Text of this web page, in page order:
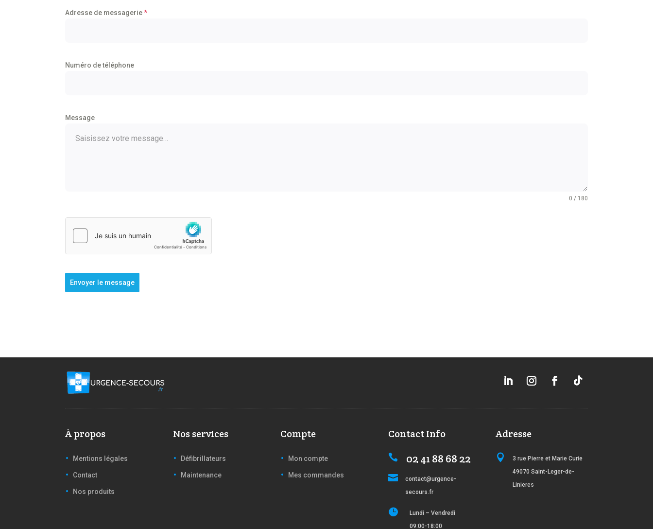
Adresse de messagerie*
Numéro de téléphone
Message
0 / 180
Envoyer le message
À propos
Mentions légales
Contact
Nos produits
Nos services
Défibrillateurs
Maintenance
Compte
Mon compte
Mes commandes
Contact Info
 02 41 88 68 22

contact@urgence-
secours.fr

Lundi – Vendredi
09:00-18:00
Adresse

3 rue Pierre et Marie Curie
49070 Saint-Leger-de-
Linieres